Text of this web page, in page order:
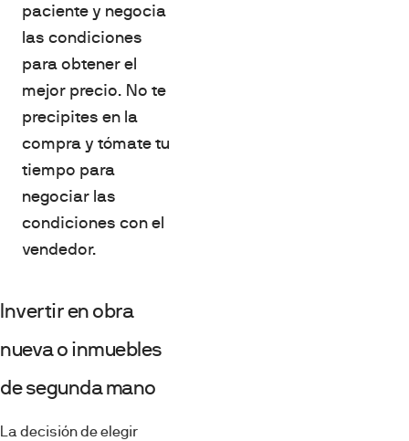
paciente y negocia
las condiciones
para obtener el
mejor precio. No te
precipites en la
compra y tómate tu
tiempo para
negociar las
condiciones con el
vendedor.
Invertir en obra
nueva o inmuebles
de segunda mano
La decisión de elegir